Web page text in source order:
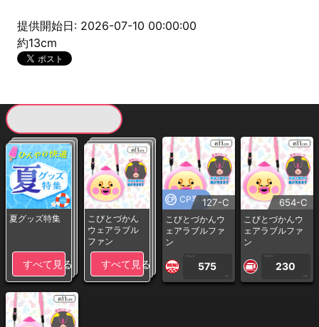
提供開始日: 2026-07-10 00:00:00
約13cm
夏グッズ特集
すべて見る
こびとづかん
ウェアラブル
ファン
すべて見る
CP専用127-C
こびとづかんウ
ェアラブルファ
ン
1PLAY
575
CP
654-C
こびとづかんウ
ェアラブルファ
ン
1PLAY
230
CP